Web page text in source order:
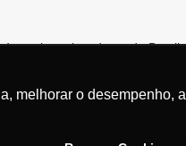
melhorar o
às maiores locadoras do Brasil,